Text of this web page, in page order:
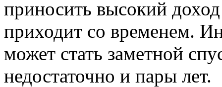
приносить высокий
приходит со временем.
может стать заметной
недостаточно и пары лет.